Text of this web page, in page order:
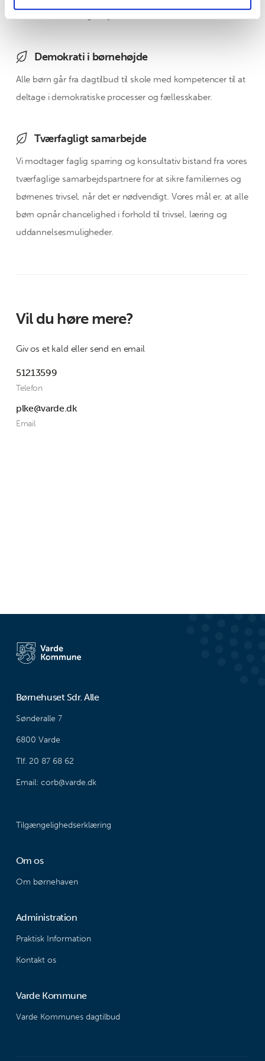
Demokrati i børnehøjde
Alle børn går fra dagtilbud til skole med kompetencer til at
deltage i demokratiske processer og fællesskaber.
Tværfagligt samarbejde
Vi modtager faglig sparring og konsultativ bistand fra vores
tværfaglige samarbejdspartnere for at sikre familiernes og
børnenes trivsel, når det er nødvendigt. Vores mål er, at alle
børn opnår chancelighed i forhold til trivsel, læring og
uddannelsesmuligheder.
Vil du høre mere?
Giv os et kald eller send en email
51213599
Telefon
plke@varde.dk
Email
Børnehuset Sdr. Alle
Sønderalle 7
6800 Varde
Tlf. 20 87 68 62
Email: corb@varde.dk
Tilgængelighedserklæring
Om os
Om børnehaven
Administration
Praktisk Information
Kontakt os
Varde Kommune
Varde Kommunes dagtilbud